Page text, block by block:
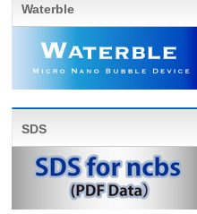
Waterble
SDS